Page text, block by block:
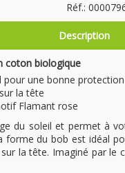
Réf.:
Description
coton biologique
pour une bonne protection
la tête
Flamant rose
du soleil et permet à
forme du bob est idéal
la tête. Imaginé par le